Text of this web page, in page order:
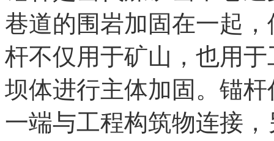
巷道的围岩加固在一起
杆不仅用于矿山，也用
坝体进行主体加固。锚
一端与工程构筑物连接